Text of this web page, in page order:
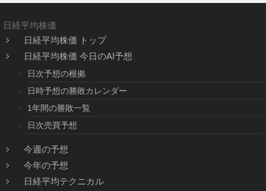
日経平均株価
日経平均株価 トップ
日経平均株価 今日のAI予想
日次予想の根拠
日時予想の勝敗カレンダー
1年間の勝敗一覧
日次売買予想
今週の予想
今年の予想
日経平均テクニカル